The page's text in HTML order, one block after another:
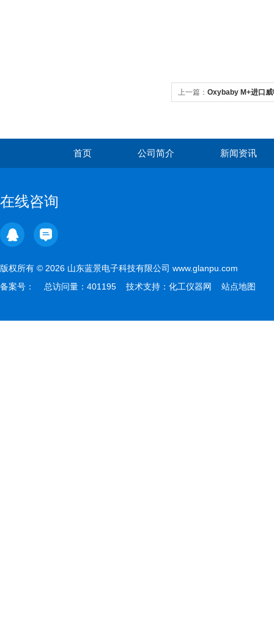
上一篇： Oxybaby M+进口威
首页 公司简介 新闻资讯
在线咨询
版权所有 © 2026 山东蓝景电子科技有限公司 www.glanpu.com
备案号：
总访问量：401195 技术支持： 化工仪器网 站点地图